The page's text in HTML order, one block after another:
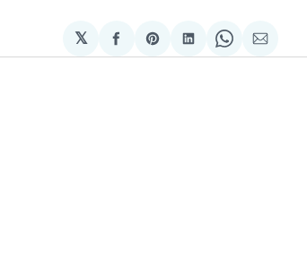
𝕏
Compartir
en
Share
on
Compartir
en
Share
on
via